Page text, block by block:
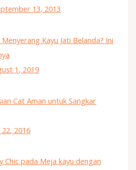
13, 2013
Kayu Jati Belanda? Ini
1, 2019
Cat Aman untuk Sangkar
22, 2016
Chic pada Meja kayu dengan